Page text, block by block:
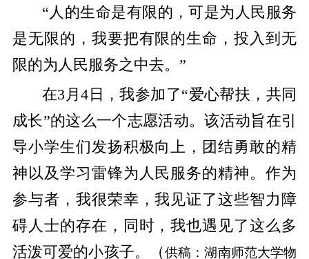
“人的生命是有限的，可是为人民服务
是无限的，我要把有限的生命，投入到无
限的为人民服务之中去。”
在3月4日，我参加了“爱心帮扶，共同
成长”的这么一个志愿活动。该活动旨在引
导小学生们发扬积极向上，团结勇敢的精
神以及学习雷锋为人民服务的精神。作为
参与者，我很荣幸，我见证了这些智力障
碍人士的存在，同时，我也遇见了这么多
活泼可爱的小孩子。（供稿：湖南师范大学物